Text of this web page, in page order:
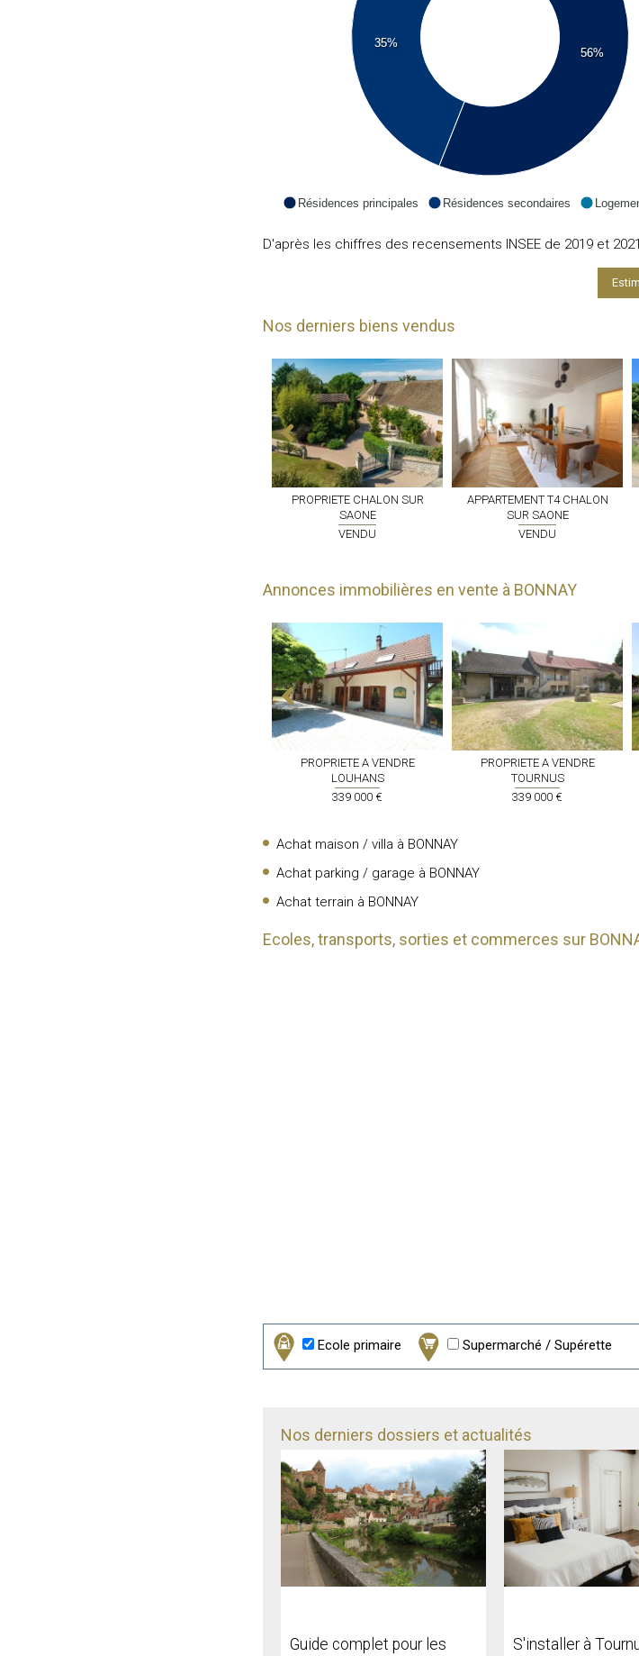
56%
35%
Résidences principales Résidences secondaires
D'après les chiffres des recensements INSEE de 2019 et
Nos derniers biens vendus
PROPRIETE CHALON SUR
SAONE
VENDU
APPARTEMENT T4 CHALON
SUR SAONE
VENDU
Annonces immobilières en vente à BONNAY
PROPRIETE A VENDRE
LOUHANS
339 000 €
PROPRIETE A VENDRE
TOURNUS
339 000 €
Achat maison / villa à BONNAY
Achat parking / garage à BONNAY
Achat terrain à BONNAY
Ecoles, transports, sorties et commerces sur
Ecole primaire Supermarché / Supérette
Nos derniers dossiers et actualités
Guide complet pour les
S'installer à